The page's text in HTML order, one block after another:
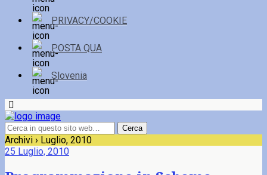
PRIVACY/COOKIE
POSTA QUA
Slovenia
Archivi › Luglio, 2010
25 Luglio, 2010